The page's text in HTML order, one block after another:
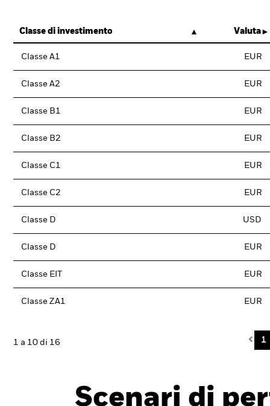
Classe di investimento Valuta
Classe A1 EUR
Classe A2 EUR
Classe B1 EUR
Classe B2 EUR
Classe C1 EUR
Classe C2 EUR
Classe D USD
Classe D EUR
Classe EIT EUR
Classe ZA1 EUR
1 a 10 di 16 1
Scenari di